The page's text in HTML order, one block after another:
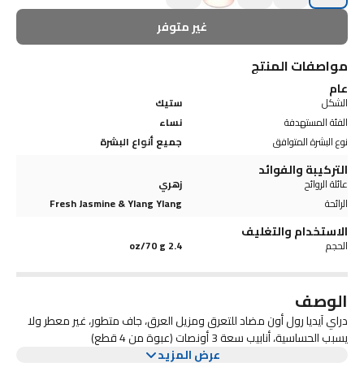
غير متوفر
مواصفات المنتج
عام
الشكل
ستيك
الفئة المستهدفة
نساء
نوع البشرة المتوافق
جميع أنواع البشرة
التركيبة والفوائد
عائلة الروائح
زهري
الرائحة
Fresh Jasmine & Ylang Ylang
الاستخدام والتغليف
الحجم 2.4 oz/70 g
الوصف
دراي آيديا رول أون مضاد للتعرق ومزيل العرق، جاف متطور، غير معطر ولا
يسبب الحساسية، أنابيب سعة 3 أونصات (عبوة من 4 قطع)
عرض المزيد